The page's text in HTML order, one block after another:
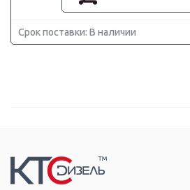
Срок поставки: В наличии